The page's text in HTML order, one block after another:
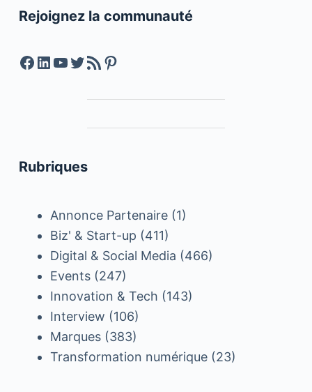
Rejoignez la communauté
Facebook
LinkedIn
YouTube
Twitter
Feed RSSPinterest
Rubriques
Annonce Partenaire(1)
Biz' & Start-up (411)
Digital & Social Media (466)
Events(247)
Innovation & Tech (143)
Interview (106)
Marques(383)
Transformation numérique(23)